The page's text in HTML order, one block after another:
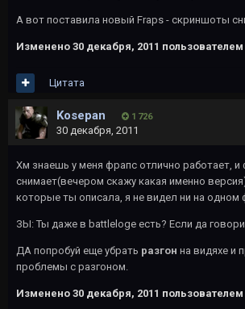
А вот поставила новый Fraps - скриншоты
Изменено 30 декабря, 2011
Цитата
Kosepan 1 726
30 декабря, 2011
Хм знаешь у меня фрапс отлично работает, и
снимает(вечером скажу какая именно
которые ты описала, я не видел ни на одном
ЗЫ: Ты даже в battleloge есть? Если да
ДА попробуй еще убрать разгон на видяхе и
проблемы с разгоном.
Изменено 30 декабря, 2011